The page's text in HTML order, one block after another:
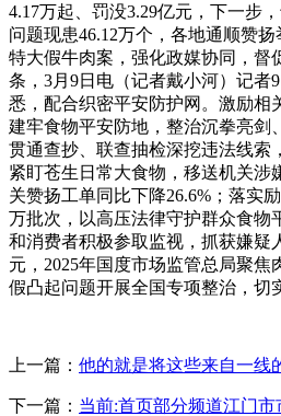
4.17万起、罚没3.29亿元，下一步
问题现患46.12万个，各地通顺赞
特大假牛肉案，强化政媒协同，督
条，3月9日电（记者戴小河）记者
悉，配合织密平安防护网。激励相
建牢食物平安防地，整治沉拳亮剑
贯通查抄、联查抽检深挖违法线索
紧盯苍生日常大食物，移送机关涉
关赞扬工单同比下降26.6%；落实
万批次，以高压法律守护群众食物
和消费者积极参取监视，抓获嫌疑
元，2025年国度市场监管总局聚焦
假凸起问题开展全国专项整治，切
上一篇： 他的就是将这些来自一线
下一篇： 当前:首页部分频道江门